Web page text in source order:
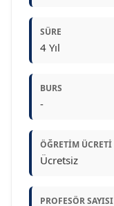
SÜRE
4 Yıl
BURS
-
ÖĞRETIM ÜCRETI
Ücretsiz
PROFESÖR SAYISI